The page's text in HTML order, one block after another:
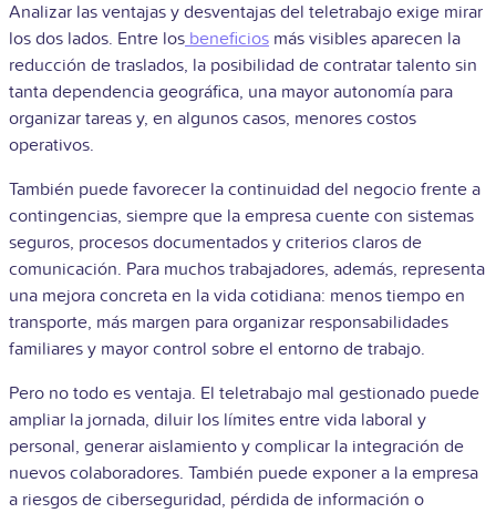
Analizar las ventajas y desventajas del teletrabajo exige mirar
los dos lados. Entre los beneficios más visibles aparecen la
reducción de traslados, la posibilidad de contratar talento sin
tanta dependencia geográfica, una mayor autonomía para
organizar tareas y, en algunos casos, menores costos
operativos.
También puede favorecer la continuidad del negocio frente a
contingencias, siempre que la empresa cuente con sistemas
seguros, procesos documentados y criterios claros de
comunicación. Para muchos trabajadores, además, representa
una mejora concreta en la vida cotidiana: menos tiempo en
transporte, más margen para organizar responsabilidades
familiares y mayor control sobre el entorno de trabajo.
Pero no todo es ventaja. El teletrabajo mal gestionado puede
ampliar la jornada, diluir los límites entre vida laboral y
personal, generar aislamiento y complicar la integración de
nuevos colaboradores. También puede exponer a la empresa
a riesgos de ciberseguridad, pérdida de información o